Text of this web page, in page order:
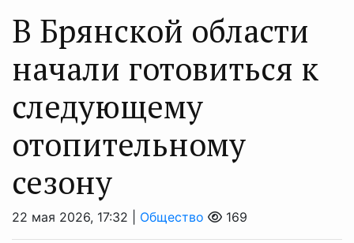
В Брянской области
начали готовиться к
следующему
отопительному
сезону
22 мая 2026, 17:32 | Общество 169